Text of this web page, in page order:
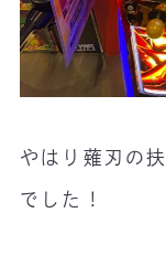
やはり薙刃の
でした！